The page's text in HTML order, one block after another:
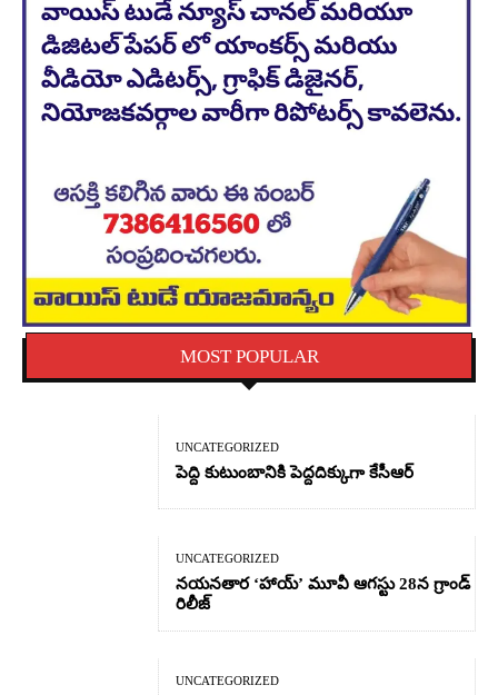
MOST POPULAR
UNCATEGORIZED
పెద్ది కుటుంబానికి పెద్దదిక్కుగా కేసీఆర్
UNCATEGORIZED
నయనతార ‘హాయ్’ మూవీ ఆగస్టు 28న గ్రాండ్
రిలీజ్
UNCATEGORIZED